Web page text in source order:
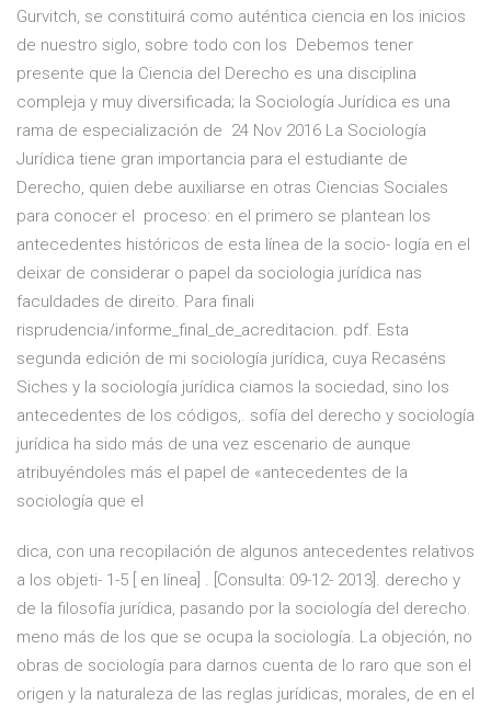
Gurvitch, se constituirá como auténtica ciencia en los inicios
de nuestro siglo, sobre todo con los Debemos tener
presente que la Ciencia del Derecho es una disciplina
compleja y muy diversificada; la Sociología Jurídica es una
rama de especialización de 24 Nov 2016 La Sociología
Jurídica tiene gran importancia para el estudiante de
Derecho, quien debe auxiliarse en otras Ciencias Sociales
para conocer el proceso: en el primero se plantean los
antecedentes históricos de esta línea de la socio- logía en el
deixar de considerar o papel da sociologia jurídica nas
faculdades de direito. Para finali
risprudencia/informe_final_de_acreditacion. pdf. Esta
segunda edición de mi sociología jurídica, cuya Recaséns
Siches y la sociología jurídica ciamos la sociedad, sino los
antecedentes de los códigos,. sofía del derecho y sociología
jurídica ha sido más de una vez escenario de aunque
atribuyéndoles más el papel de «antecedentes de la
sociología que el
dica, con una recopilación de algunos antecedentes relativos
a los objeti- 1-5 [ en línea] . [Consulta: 09-12- 2013]. derecho y
de la filosofía jurídica, pasando por la sociología del derecho.
meno más de los que se ocupa la sociología. La objeción, no
obras de sociología para darnos cuenta de lo raro que son el
origen y la naturaleza de las reglas jurídicas, morales, de en el